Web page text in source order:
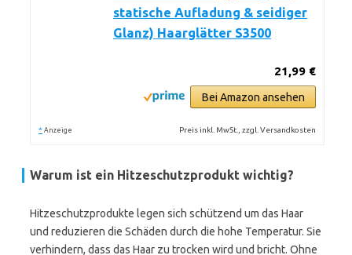
statische Aufladung & seidiger
Glanz) Haarglätter S3500
21,99 €
Bei Amazon ansehen
* Anzeige Preis inkl. MwSt., zzgl. Versandkosten
Warum ist ein Hitzeschutzprodukt wichtig?
Hitzeschutzprodukte legen sich schützend um das Haar
und reduzieren die Schäden durch die hohe Temperatur. Sie
verhindern, dass das Haar zu trocken wird und bricht. Ohne